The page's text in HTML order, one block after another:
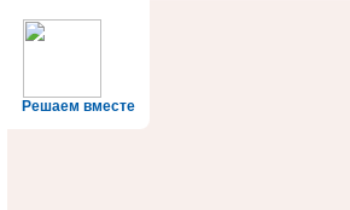
Решаем вместе